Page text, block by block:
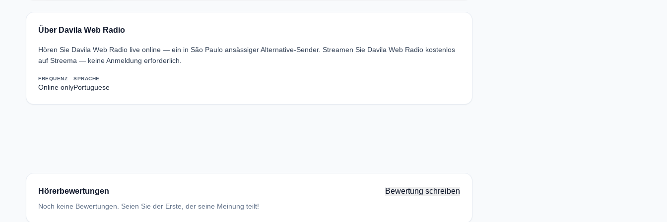
Über Davila Web Radio
Hören Sie Davila Web Radio live online — ein in São Paulo ansässiger Alternative-Sender. Streamen Sie Davila Web Radio kostenlos
auf Streema — keine Anmeldung erforderlich.
FREQUENZ
Online only
SPRACHE
Portuguese
Hörerbewertungen Bewertung schreiben
Noch keine Bewertungen. Seien Sie der Erste, der seine Meinung teilt!